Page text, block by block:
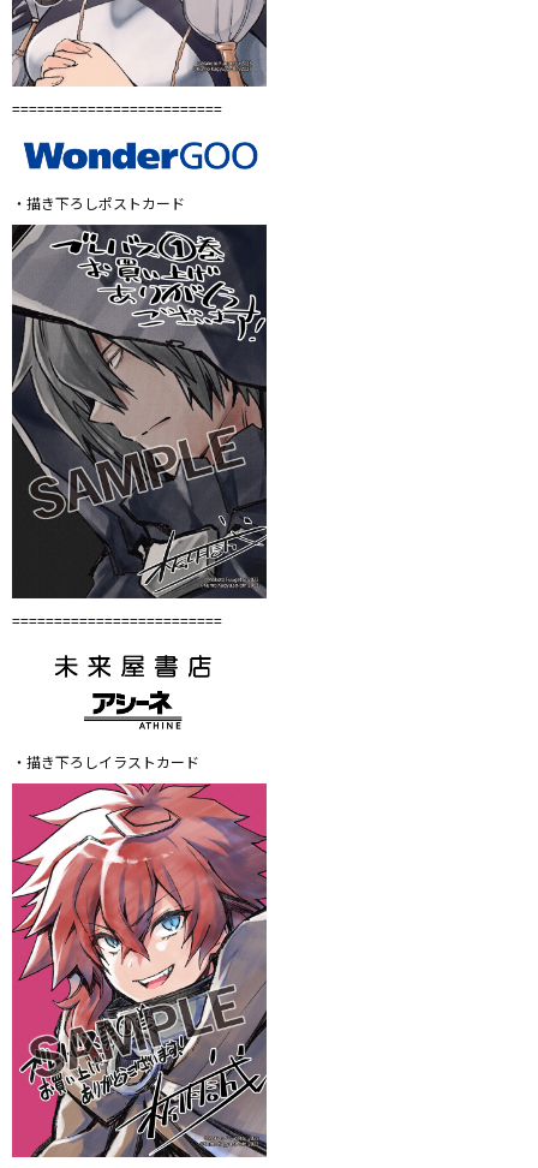
=========================
・描き下ろしポストカード
=========================
・描き下ろしイラストカード